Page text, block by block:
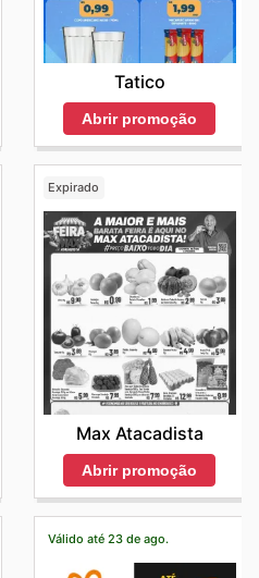
Tatico
Abrir promoção
Expirado
Max Atacadista
Abrir promoção
Válido até 23 de ago.